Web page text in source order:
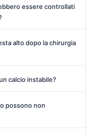
essere controllati
alto dopo la chirurgia
calcio instabile?
possono non